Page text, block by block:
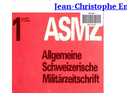
Jean-Christophe